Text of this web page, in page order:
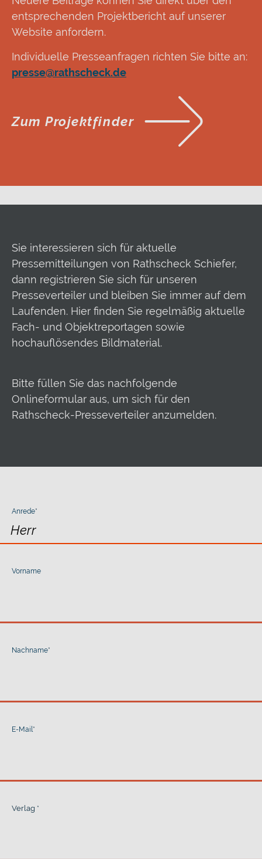
entsprechenden Projektbericht auf unserer
Website anfordern.
Individuelle Presseanfragen richten Sie bitte an:
presse@rathscheck.de
Zum Projektfinder
Sie interessieren sich für aktuelle
Pressemitteilungen von Rathscheck Schiefer,
dann registrieren Sie sich für unseren
Presseverteiler und bleiben Sie immer auf dem
Laufenden. Hier finden Sie regelmäßig aktuelle
Fach- und Objektreportagen sowie
hochauflösendes Bildmaterial.
Bitte füllen Sie das nachfolgende
Onlineformular aus, um sich für den
Rathscheck-Presseverteiler anzumelden.
Anrede*
Vorname
Nachname*
E-Mail*
Verlag *